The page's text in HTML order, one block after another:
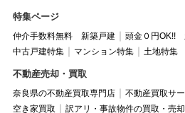
特集ページ
仲介手数料無料 新築戸建 頭金０円OK!!
中古戸建特集
マンション特集 土地特集
不動産売却・買取
奈良県の不動産買取専門店 不動産買取サ
空き家買取
訳アリ・事故物件の買取・売却